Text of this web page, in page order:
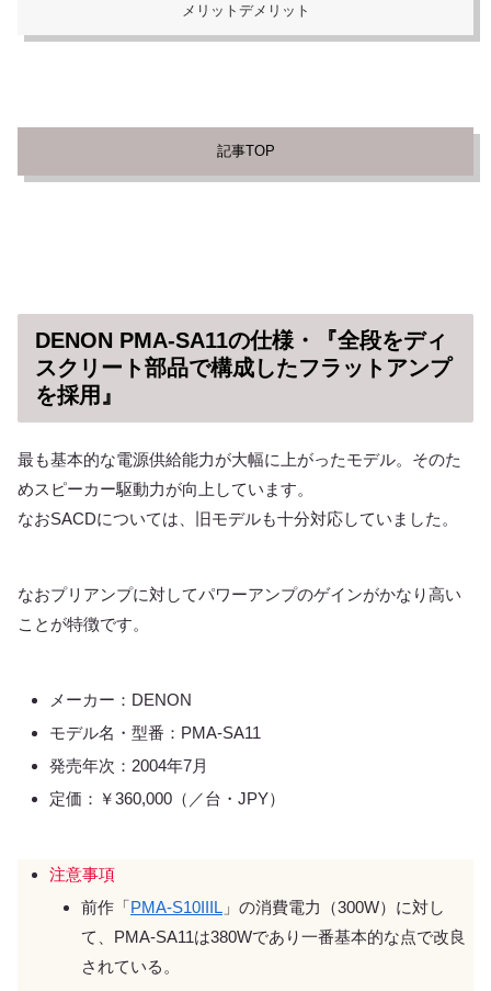
メリットデメリット
記事TOP
DENON PMA-SA11の仕様・『全段をディ
スクリート部品で構成したフラットアンプ
を採用』
最も基本的な電源供給能力が大幅に上がったモデル。そのた
めスピーカー駆動力が向上しています。
なおSACDについては、旧モデルも十分対応していました。
なおプリアンプに対してパワーアンプのゲインがかなり高い
ことが特徴です。
メーカー：DENON
モデル名・型番：PMA-SA11
発売年次：2004年7月
定価：￥360,000（／台・JPY）
注意事項
前作「PMA-S10IIIL 」の消費電力（300W）に対し
て、PMA-SA11は380Wであり一番基本的な点で改良
されている。